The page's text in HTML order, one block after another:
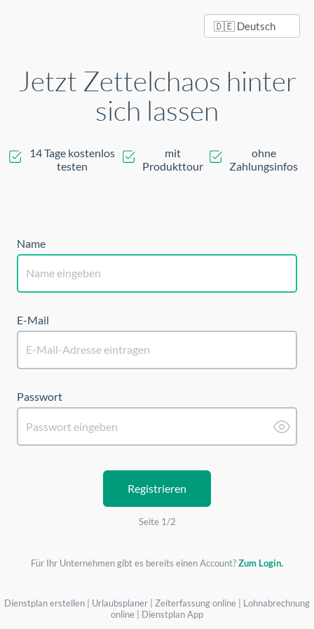
Jetzt Zettelchaos hinter
sich lassen
14 Tage kostenlos
testen
mit
Produkttour
ohne
Zahlungsinfos
Name
E-Mail
Passwort
Registrieren
Seite 1/2
Für Ihr Unternehmen gibt es bereits einen Account?Zum Login.
Dienstplan erstellen Urlaubsplaner Zeiterfassung online
Lohnabrechnung
online
Dienstplan App